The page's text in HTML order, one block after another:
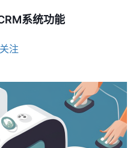
系统功能
关注